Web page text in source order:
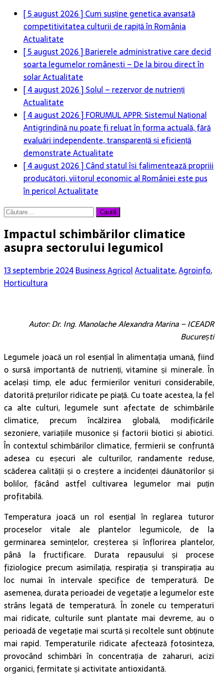
[ 5 august 2026 ] Cum susține genetica avansată
competitivitatea culturii de rapiță în România
Actualitate
[ 5 august 2026 ] Barierele administrative care decid
soarta legumelor românești – De la birou direct în
solarActualitate
[ 4 august 2026 ] Solul – rezervor de nutrienți
Actualitate
[ 4 august 2026 ] FORUMUL APPR: Sistemul Național
Antigrindină nu poate fi reluat în forma actuală, fără
evaluări independente, transparență și eficiență
demonstrateActualitate
[ 4 august 2026 ] Când statul își falimentează propriii
producători, viitorul economic al României este pus
în pericolActualitate
Caută
Impactul schimbărilor climatice
asupra sectorului legumicol
13 septembrie 2024Business AgricolActualitate,Agroinfo,
Horticultura
Autor: Dr. Ing. Manolache Alexandra Marina – ICEADR
București
Legumele joacă un rol esențial în alimentația umană, fiind
o sursă importantă de nutrienți, vitamine și minerale. În
același timp, ele aduc fermierilor venituri considerabile,
datorită prețurilor ridicate pe piață. Cu toate acestea, la fel
ca alte culturi, legumele sunt afectate de schimbările
climatice, precum încălzirea globală, modificările
sezoniere, variațiile musonice și factorii biotici și abiotici.
În contextul schimbărilor climatice, fermierii se confruntă
adesea cu eșecuri ale culturilor, randamente reduse,
scăderea calității și o creștere a incidenței dăunătorilor și
bolilor, făcând astfel cultivarea legumelor mai puțin
profitabilă.
Temperatura joacă un rol esențial în reglarea tuturor
proceselor vitale ale plantelor legumicole, de la
germinarea semințelor, creșterea și înflorirea plantelor,
până la fructificare. Durata repausului și procese
fiziologice precum asimilația, respirația și transpirația au
loc numai în intervale specifice de temperatură. De
asemenea, durata perioadei de vegetație a legumelor este
strâns legată de temperatură. În zonele cu temperaturi
mai ridicate, culturile sunt plantate mai devreme, au o
perioadă de vegetație mai scurtă și recoltele sunt obținute
mai rapid. Temperaturile ridicate afectează fotosinteza,
provocând schimbări în concentrația de zaharuri, acizi
organici, fermitate și activitate antioxidantă.